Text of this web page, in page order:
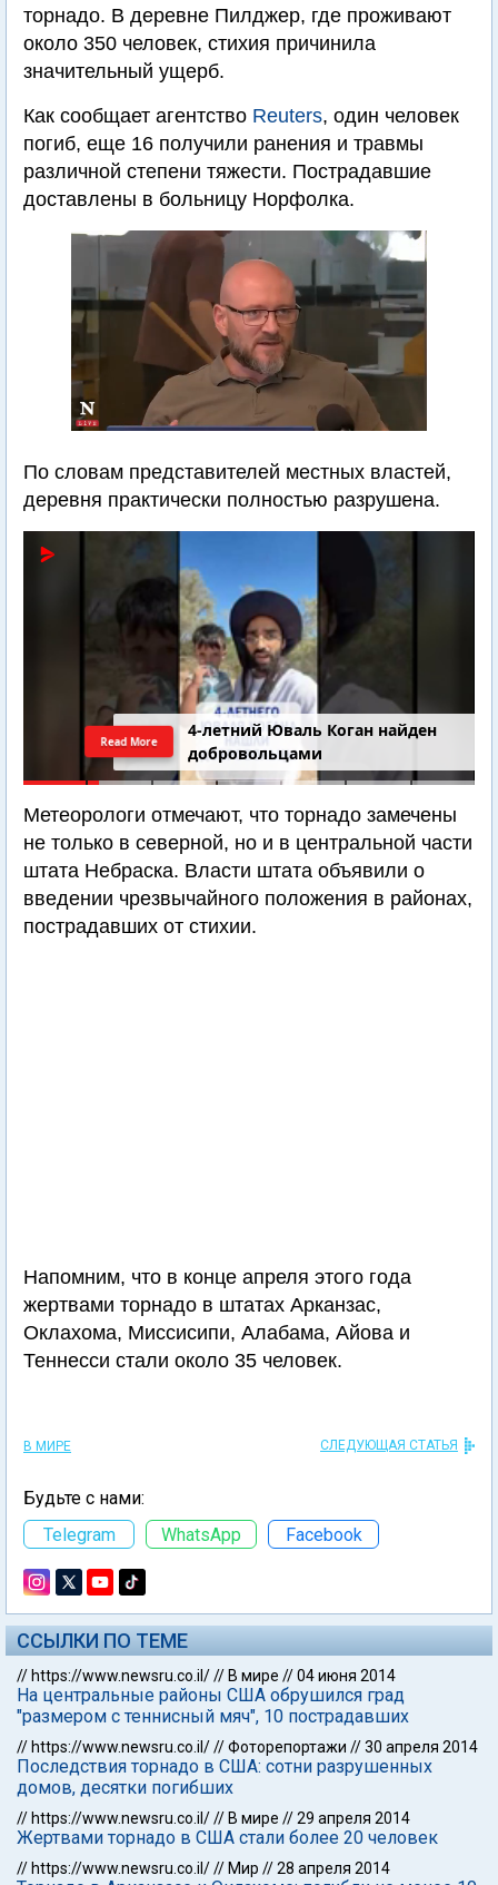
торнадо. В деревне Пилджер, где проживают
около 350 человек, стихия причинила
значительный ущерб.
Как сообщает агентство Reuters, один человек
погиб, еще 16 получили ранения и травмы
различной степени тяжести. Пострадавшие
доставлены в больницу Норфолка.
По словам представителей местных властей,
деревня практически полностью разрушена.
4-летний Юваль Коган найден
добровольцами
Read More
Метеорологи отмечают, что торнадо замечены
не только в северной, но и в центральной части
штата Небраска. Власти штата объявили о
введении чрезвычайного положения в районах,
пострадавших от стихии.
Напомним, что в конце апреля этого года
жертвами торнадо в штатах Арканзас,
Оклахома, Миссисипи, Алабама, Айова и
Теннесси стали около 35 человек.
В МИРЕ СЛЕДУЮЩАЯ СТАТЬЯ
Будьте с нами:
Telegram
WhatsApp Facebook
ССЫЛКИ ПО ТЕМЕ
// https://www.newsru.co.il/// В мире //04 июня 2014
На центральные районы США обрушился град
"размером с теннисный мяч", 10 пострадавших
// https://www.newsru.co.il///Фоторепортажи //30 апреля 2014
Последствия торнадо в США: сотни разрушенных
домов, десятки погибших
// https://www.newsru.co.il/// В мире //29 апреля 2014
Жертвами торнадо в США стали более 20 человек
// https://www.newsru.co.il/// Мир //28 апреля 2014